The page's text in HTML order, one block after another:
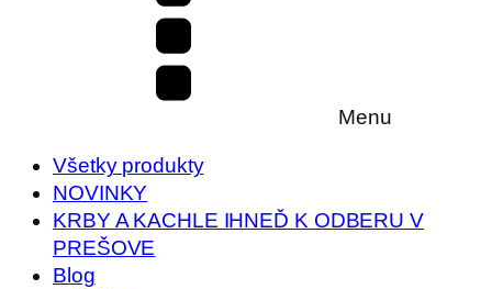
Menu
Všetky produkty
NOVINKY
KRBY A KACHLE IHNEĎ K ODBERU V
PREŠOVE
Blog